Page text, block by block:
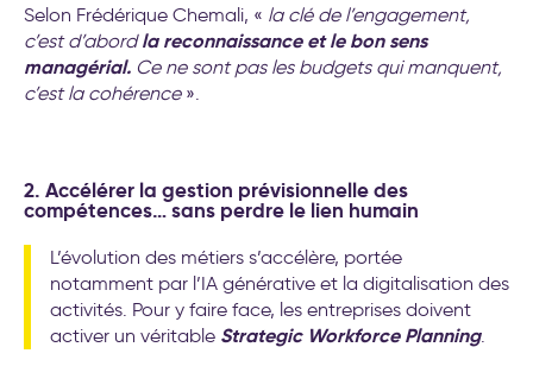
Selon Frédérique Chemali, « la clé de l’engagement,
c’est d’abordla reconnaissance et le bon sens
managérial. Ce ne sont pas les budgets qui manquent,
c’est la cohérence».
2. Accélérer la gestion prévisionnelle des
compétences… sans perdre le lien humain
L’évolution des métiers s’accélère, portée
notamment par l’IA générative et la digitalisation des
activités. Pour y faire face, les entreprises doivent
activer un véritable Strategic Workforce Planning.